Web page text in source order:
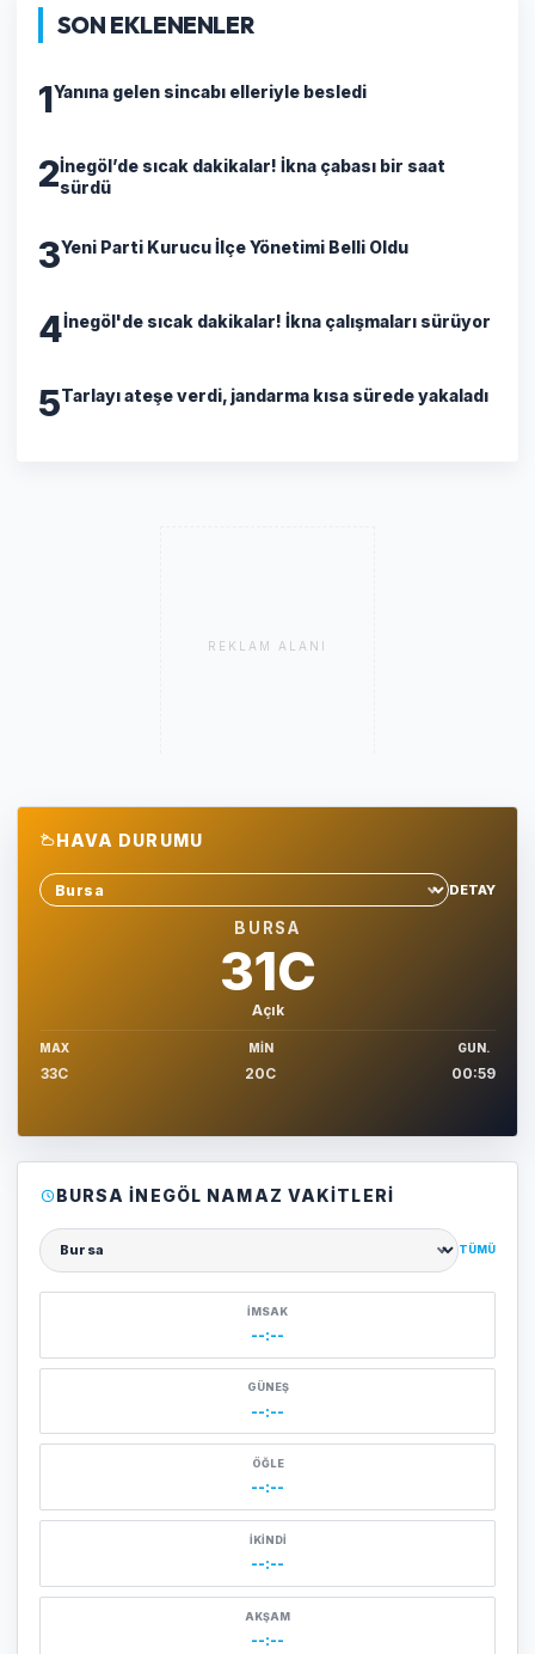
SON EKLENENLER
1Yanına gelen sincabı elleriyle besledi
2İnegöl’de sıcak dakikalar! İkna çabası bir saat
sürdü
3Yeni Parti Kurucu İlçe Yönetimi Belli Oldu
4İnegöl'de sıcak dakikalar! İkna çalışmaları sürüyor
5Tarlayı ateşe verdi, jandarma kısa sürede yakaladı
REKLAM ALANI
HAVA DURUMU
Sehir sec
DETAY
BURSA
31C
Açık
MAX
33C
MIN
20C
GUN.
00:59
BURSA İNEGÖL NAMAZ VAKITLERI
Şehir seçin
TÜMÜ
İMSAK
--:--
GÜNEŞ
--:--
ÖĞLE
--:--
İKINDI
--:--
AKŞAM
--:--